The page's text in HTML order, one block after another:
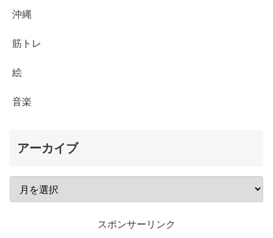
沖縄
筋トレ
絵
音楽
アーカイブ
スポンサーリンク